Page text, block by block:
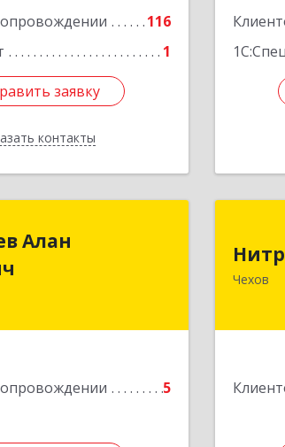
116
1
заявку
контакты
заявку
Назад
Алан
5
Романович
Чехов